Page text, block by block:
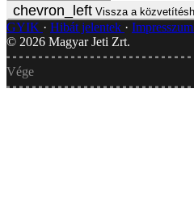
Vissza a
GYIK Hibát jelentek Impresszum
© 2026 Magyar Jeti Zrt.
Vége